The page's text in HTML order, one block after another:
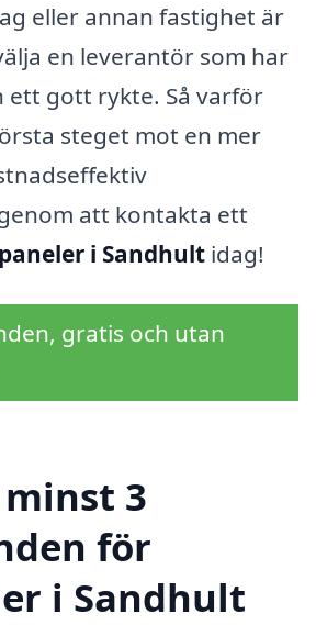
eller annan fastighet är
en leverantör som har
ett gott rykte. Så varför
steget mot en mer
att kontakta ett
i Sandhult idag!
gratis och utan
3
för
i Sandhult